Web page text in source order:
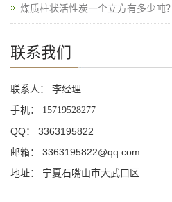
煤质柱状活性炭一个立方有多少吨？
联系我们
联系人： 李经理
手机：
15719528277
QQ： 3363195822
邮箱： 3363195822@qq.com
地址： 宁夏石嘴山市大武口区